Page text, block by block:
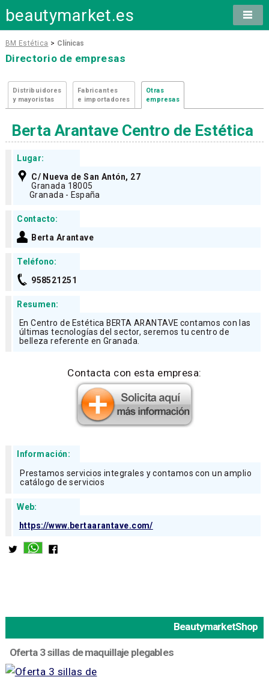
beautymarket.es
BM Estética > Clínicas
Directorio de empresas
Distribuidores
y mayoristas
Fabricantes
e importadores
Otras
empresas
Berta Arantave Centro de Estética
Lugar:
C/ Nueva de San Antón, 27
Granada 18005
Granada - España
Contacto:
Berta Arantave
Teléfono:
958521251
Resumen:
En Centro de Estética BERTA ARANTAVE contamos con las
últimas tecnologías del sector, seremos tu centro de
belleza referente en Granada.
Contacta con esta empresa:
Información:
Prestamos servicios integrales y contamos con un amplio
catálogo de servicios
Web:
https://www.bertaarantave.com/
BeautymarketShop
Oferta 3 sillas de maquillaje plegables